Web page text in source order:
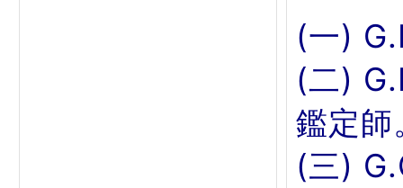
(一)
(二)
鑑定師
(三)